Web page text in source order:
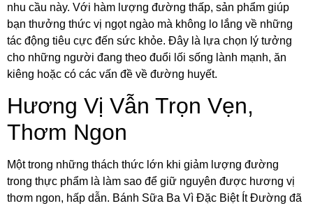
nhu cầu này. Với hàm lượng đường thấp, sản phẩm giúp
bạn thưởng thức vị ngọt ngào mà không lo lắng về những
tác động tiêu cực đến sức khỏe. Đây là lựa chọn lý tưởng
cho những người đang theo đuổi lối sống lành mạnh, ăn
kiêng hoặc có các vấn đề về đường huyết.
Hương Vị Vẫn Trọn Vẹn,
Thơm Ngon
Một trong những thách thức lớn khi giảm lượng đường
trong thực phẩm là làm sao để giữ nguyên được hương vị
thơm ngon, hấp dẫn. Bánh Sữa Ba Vì Đặc Biệt Ít Đường đã